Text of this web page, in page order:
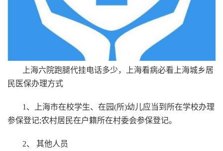
上海六院跑腿代挂电话多少，上海看病必看上海城乡居
民医保办理方式
1、上海市在校学生、在园(所)幼儿应当到所在学校办理
参保登记;农村居民在户籍所在村委会参保登记。
2、 其他人员